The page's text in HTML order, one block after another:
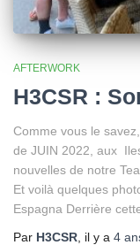
AFTERWORK
H3CSR :
Comme vous le
de JUIN 2022, aux
nouvelles de notre
Et voilà quelques
Espagna Derrière
Par H3CSR , il y a 4